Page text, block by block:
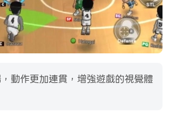
動作更加連貫，增強遊戲的視覺體